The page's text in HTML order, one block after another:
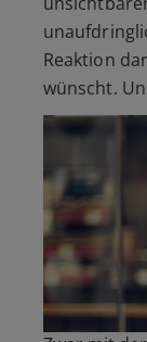
Reaktion
wünscht.